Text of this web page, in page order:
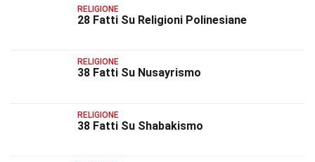
RELIGIONE
28 Fatti Su Religioni Polinesiane
RELIGIONE
38 Fatti Su Nusayrismo
RELIGIONE
38 Fatti Su Shabakismo